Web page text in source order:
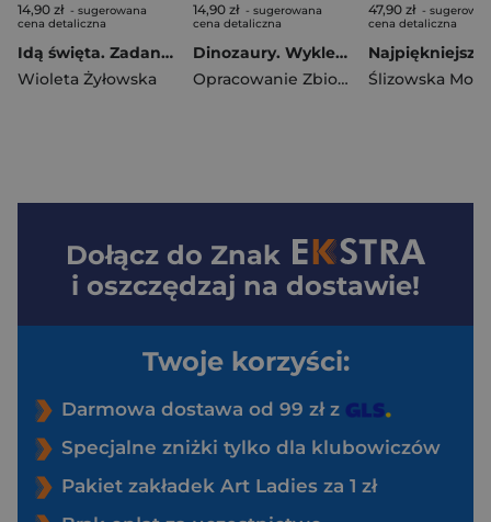
14,90 zł - sugerowana
cena detaliczna
Idą święta. Zadanka & rzepiki
Wioleta Żyłowska
14,90 zł - sugerowana
cena detaliczna
Dinozaury. Wyklejanki
Opracowanie Zbiorowe
47,90 zł -
cena detaliczna
Ślizowska
Dołącz do Znak
i oszczędzaj na dostawie!
Twoje korzyści:
Darmowa dostawa od 99 zł z
Specjalne zniżki tylko dla klubowiczów
Pakiet zakładek Art Ladies za 1 zł